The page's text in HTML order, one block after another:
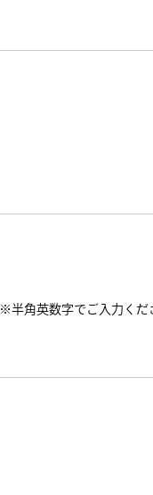
※半角英数字でご入力くだ